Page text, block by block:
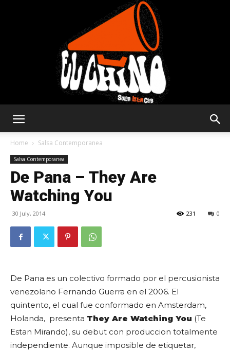
Latin
Home Salsa Contemporanea
Salsa Contemporanea
De Pana – They Are
Watching You
30 July, 2014 0
231
De Pana es un colectivo formado por el percusionista
venezolano Fernando Guerra en el 2006. El
quintento, el cual fue conformado en Amsterdam,
Holanda, presenta They Are Watching You (Te
Estan Mirando), su debut con produccion totalmente
independiente. Aunque imposible de etiquetar,